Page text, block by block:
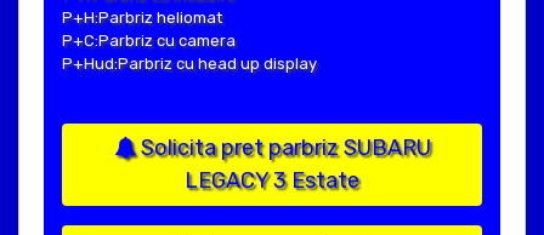
P+H:Parbriz heliomat
P+C:Parbriz cu camera
P+Hud:Parbriz cu head up display
Solicita pret parbriz SUBARU
LEGACY 3 Estate